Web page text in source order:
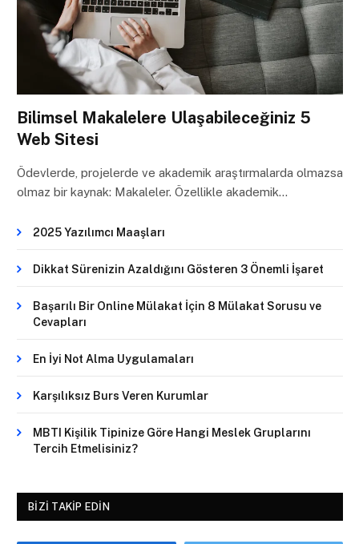
Bilimsel Makalelere Ulaşabileceğiniz 5
Web Sitesi
Ödevlerde, projelerde ve akademik araştırmalarda olmazsa
olmaz bir kaynak: Makaleler. Özellikle akademik…
2025 Yazılımcı Maaşları
Dikkat Sürenizin Azaldığını Gösteren 3 Önemli İşaret
Başarılı Bir Online Mülakat İçin 8 Mülakat Sorusu ve
Cevapları
En İyi Not Alma Uygulamaları
Karşılıksız Burs Veren Kurumlar
MBTI Kişilik Tipinize Göre Hangi Meslek Gruplarını
Tercih Etmelisiniz?
BIZI TAKIP EDIN